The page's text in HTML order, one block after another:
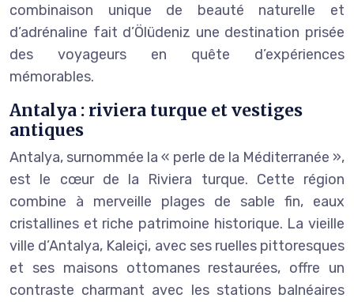
combinaison unique de beauté naturelle et
d’adrénaline fait d’Ölüdeniz une destination prisée
des voyageurs en quête d’expériences
mémorables.
Antalya : riviera turque et vestiges
antiques
Antalya, surnommée la « perle de la Méditerranée »,
est le cœur de la Riviera turque. Cette région
combine à merveille plages de sable fin, eaux
cristallines et riche patrimoine historique. La vieille
ville d’Antalya, Kaleiçi, avec ses ruelles pittoresques
et ses maisons ottomanes restaurées, offre un
contraste charmant avec les stations balnéaires